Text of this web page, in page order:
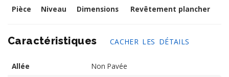
Pièce
Niveau Dimensions Revêtement plancher
Caractéristiques CACHER LES DÉTAILS
Allée
Non Pavée